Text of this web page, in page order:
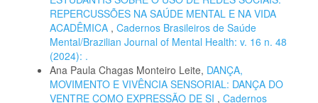
REPERCUSSÕES NA SAÚDE MENTAL E NA VIDA
ACADÊMICA , Cadernos Brasileiros de Saúde
Mental/Brazilian Journal of Mental Health: v. 16 n. 48
(2024): .
Ana Paula Chagas Monteiro Leite, DANÇA,
MOVIMENTO E VIVÊNCIA SENSORIAL: DANÇA DO
VENTRE COMO EXPRESSÃO DE SI , Cadernos